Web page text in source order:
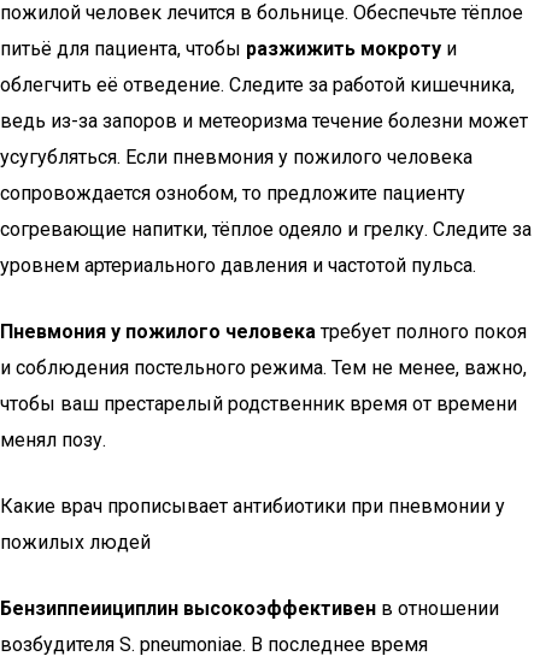
пожилой человек лечится в больнице. Обеспечьте тёплое
питьё для пациента, чтобы разжижить мокроту и
облегчить её отведение. Следите за работой кишечника,
ведь из-за запоров и метеоризма течение болезни может
усугубляться. Если пневмония у пожилого человека
сопровождается ознобом, то предложите пациенту
согревающие напитки, тёплое одеяло и грелку. Следите за
уровнем артериального давления и частотой пульса.
Пневмония у пожилого человекатребует полного покоя
и соблюдения постельного режима. Тем не менее, важно,
чтобы ваш престарелый родственник время от времени
менял позу.
Какие врач прописывает антибиотики при пневмонии у
пожилых людей
Бензиппеиициплин высокоэффективен в отношении
возбудителя S. pneumoniae. В последнее время